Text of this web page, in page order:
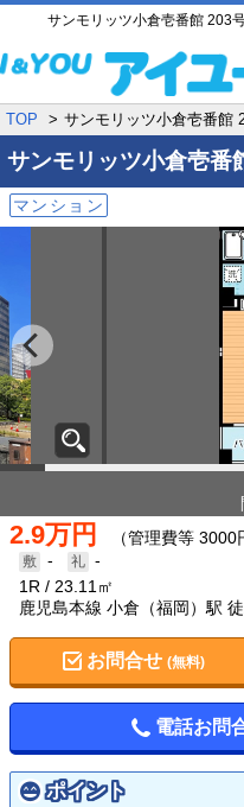
サンモリッツ小倉壱番館 203
TOP サンモリッツ小倉壱番館
サンモリッツ小倉壱番
マンション
2.9万円 （管理費等 3000
-
-
1R
23.11㎡
鹿児島本線 小倉（福岡）駅
お問合せ (無料)
電話お問
ポイント